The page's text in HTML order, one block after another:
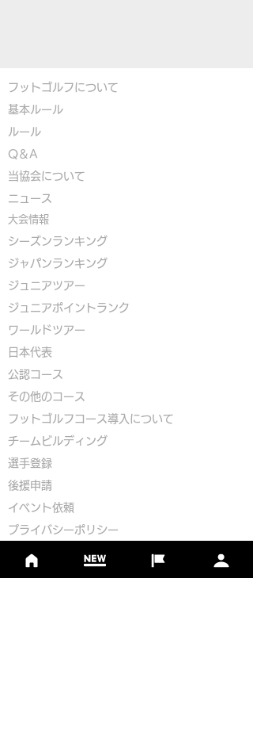
フットゴルフについて
基本ルール
ルール
Q＆A
​当協会について
​ニュース
大会情報
シーズンランキング
ジャパンランキング
ジュニアツアー
ジュニアポイントランク
​ワールドツアー
​​日本代表
公認コース
​その他のコース
​ フットゴルフコース導入について
​チームビルディング
選手登録​
​後援申請
​イベント依頼
プライバシーポリシー